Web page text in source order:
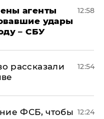
агенты
удары
– СБУ
12:58
рассказали
12:54
ФСБ, чтобы 12:24